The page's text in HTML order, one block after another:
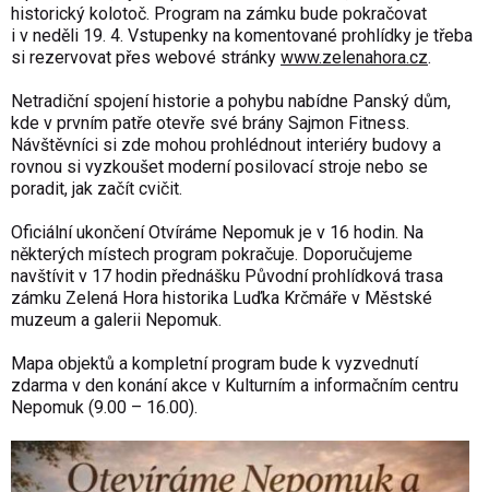
historický kolotoč. Program na zámku bude pokračovat
i v neděli 19. 4. Vstupenky na komentované prohlídky je třeba
si rezervovat přes webové stránky www.zelenahora.cz.
Netradiční spojení historie a pohybu nabídne Panský dům,
kde v prvním patře otevře své brány Sajmon Fitness.
Návštěvníci si zde mohou prohlédnout interiéry budovy a
rovnou si vyzkoušet moderní posilovací stroje nebo se
poradit, jak začít cvičit.
Oficiální ukončení Otvíráme Nepomuk je v 16 hodin. Na
některých místech program pokračuje. Doporučujeme
navštívit v 17 hodin přednášku Původní prohlídková trasa
zámku Zelená Hora historika Luďka Krčmáře v Městské
muzeum a galerii Nepomuk.
Mapa objektů a kompletní program bude k vyzvednutí
zdarma v den konání akce v Kulturním a informačním centru
Nepomuk (9.00 – 16.00).